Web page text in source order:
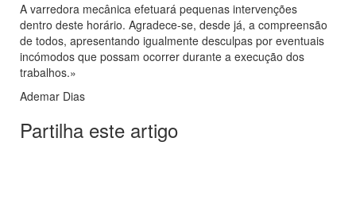
A varredora mecânica efetuará pequenas intervenções
dentro deste horário. Agradece-se, desde já, a compreensão
de todos, apresentando igualmente desculpas por eventuais
incómodos que possam ocorrer durante a execução dos
trabalhos.»
Ademar Dias
Partilha este artigo